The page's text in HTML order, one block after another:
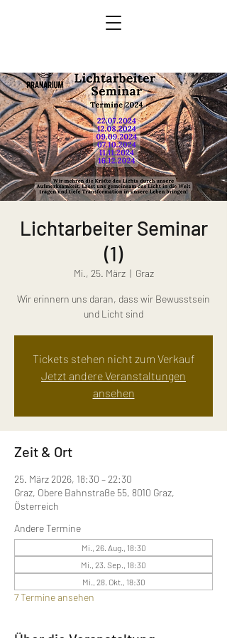
Lichtarbeiter Seminar
(1)
Mi., 25. März
  |
Graz
Wir erinnern uns daran, dass wir Bewusstsein
und Licht sind
Tickets stehen nicht zum Verkauf
Jetzt andere Veranstaltungen
ansehen
Zeit & Ort
25. März 2026, 18:30 – 22:30
Graz, Obere Bahnstraße 55, 8010 Graz,
Österreich
Andere Termine
Mi., 26. Aug., 18:30
Mi., 23. Sep., 18:30
Mi., 28. Okt., 18:30
7 Termine ansehen